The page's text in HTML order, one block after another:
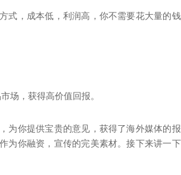
式，成本低，利润高，你不需要花大量的
场，获得高价值回报。
为你提供宝贵的意见，获得了海外媒体的
为你融资，宣传的完美素材。接下来讲一